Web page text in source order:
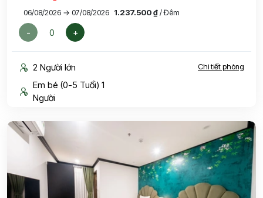
06/08/2026 → 07/08/2026 1.237.500 ₫ / Đêm
- +
2 Người lớn Chi tiết phòng
Em bé (0-5 Tuổi) 1
Người